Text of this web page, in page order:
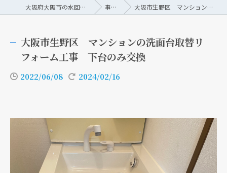
大阪府大阪市の水回りリフォームなら株式会社トーシン 事例/ブログ 大阪市生野区 マンションの洗面台取替リフォーム工事 下台のみ交換
大阪市生野区 マンションの洗面台取替リ
フォーム工事 下台のみ交換
2022/06/08 2024/02/16